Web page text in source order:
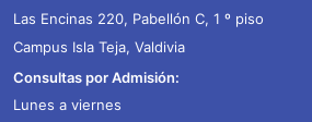
Las Encinas 220, Pabellón C, 1 º piso
Campus Isla Teja, Valdivia
Consultas por Admisión:
Lunes a viernes